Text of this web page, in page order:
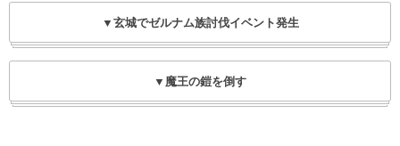
▼玄城でゼルナム族討伐イベント発生
▼魔王の鎧を倒す